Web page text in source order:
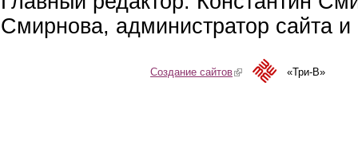
Смирнова, администратор сайта
Создание сайтов(link is external)«Три-В»